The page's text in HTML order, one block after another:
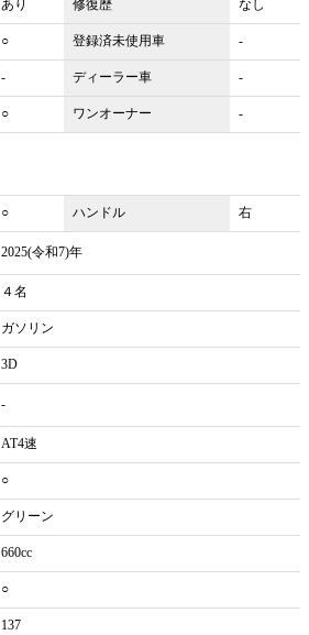
あり 修復歴 なし
○ 登録済未使用車 -
- ディーラー車 -
○ ワンオーナー -
○ ハンドル
右
2025(令和7)年
４名
ガソリン
3D
-
AT4速
○
グリーン
660cc
○
137